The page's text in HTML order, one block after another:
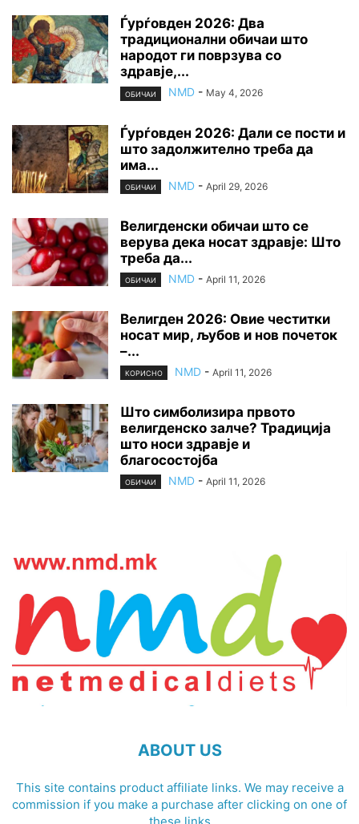
Ѓурѓовден 2026: Два
традиционални обичаи што
народот ги поврзува со
здравје,...
ОБИЧАИ NMD - May 4, 2026
Ѓурѓовден 2026: Дали се пости и
што задолжително треба да
има...
ОБИЧАИ NMD - April 29, 2026
Велигденски обичаи што се
верува дека носат здравје: Што
треба да...
ОБИЧАИ NMD - April 11, 2026
Велигден 2026: Овие честитки
носат мир, љубов и нов почеток
–...
КОРИСНО NMD - April 11, 2026
Што симболизира првото
велигденско залче? Традиција
што носи здравје и
благосостојба
ОБИЧАИ NMD - April 11, 2026
ABOUT US
This site contains product affiliate links. We may receive a
commission if you make a purchase after clicking on one of